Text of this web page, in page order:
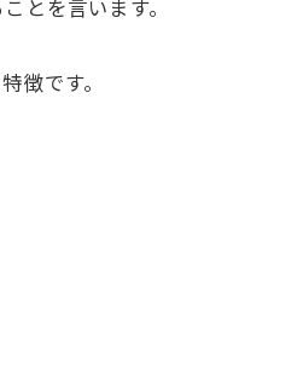
とを言います。
徴です。